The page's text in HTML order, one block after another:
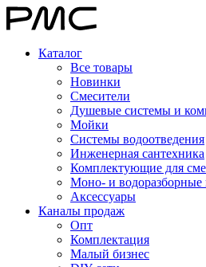
Каталог
Все товары
Новинки
Смесители
Душевые системы и
Мойки
Системы водоотведения
Инженерная сантехника
Комплектующие для
Моно- и водоразборные
Аксессуары
Каналы продаж
Опт
Комплектация
Малый бизнес